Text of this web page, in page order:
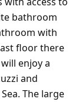
bathroom
with
floor there
enjoy a
and
The large